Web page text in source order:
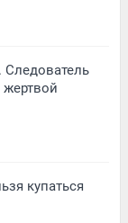
жертвой
купаться